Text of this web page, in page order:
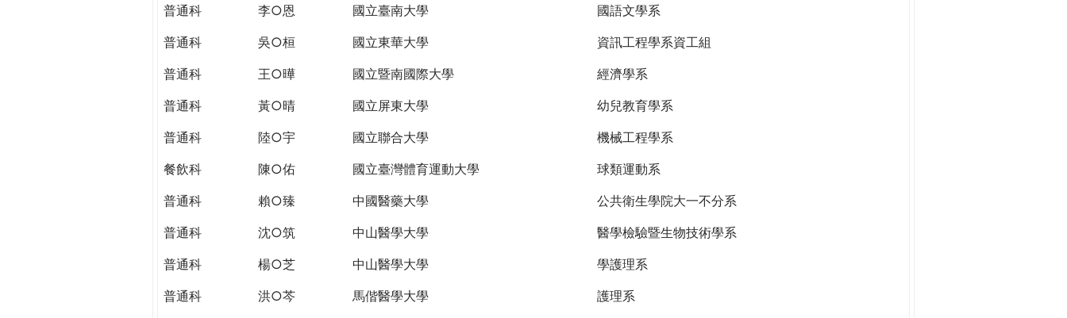
普通科 李○恩 國立臺南大學
國語文學系
普通科
吳○桓 國立東華大學
資訊工程學系資工組
普通科
王○曄 國立暨南國際大學
經濟學系
普通科
黃○晴 國立屏東大學
幼兒教育學系
普通科
陸○宇 國立聯合大學
機械工程學系
餐飲科
陳○佑 國立臺灣體育運動大學
球類運動系
普通科
賴○臻 中國醫藥大學
公共衛生學院大一不分系
普通科
沈○筑 中山醫學大學
醫學檢驗暨生物技術學系
普通科
楊○芝 中山醫學大學
學護理系
普通科
洪○芩 馬偕醫學大學
護理系